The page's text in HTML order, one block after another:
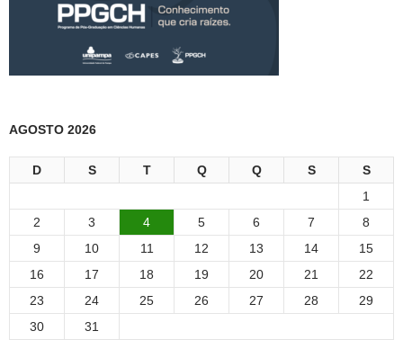
AGOSTO 2026
D S T Q Q S
S
1
2
3 4 5 6 7
8
9
10 11 12 13 14
15
16
17 18 19 20 21
22
23
24 25 26 27 28
29
30
31